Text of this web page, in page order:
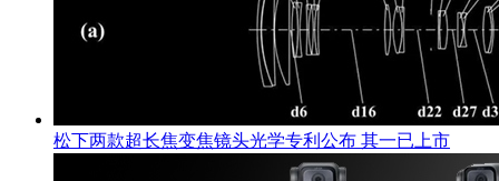
松下两款超长焦变焦镜头光学专利公布 其一已上市